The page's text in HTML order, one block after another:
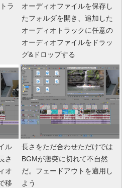
ラ
オーディオファイルを保存し
たフォルダを開き、追加した
オーディオトラックに任意の
オーディオファイルをドラッ
グ&ドロップする
ル
さ
オ
移
長さをただ合わせただけでは
BGMが唐突に切れて不自然
だ。フェードアウトを適用し
よう